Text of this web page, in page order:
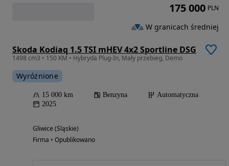
Skoda Kodiaq 1.5 TSI mHEV 4x2 Sportline DSG
1498 cm3 • 150 KM • Hybryda Plug-In, Mały przebieg, Demo
Wyróżnione
15 000 km Benzyna
Automatyczna
2025
Gliwice (Śląskie)
Firma • Opublikowano
175 000 PLN
W granicach średniej